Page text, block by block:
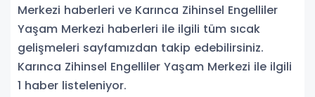
Merkezi haberleri ve Karınca Zihinsel Engelliler
Yaşam Merkezi haberleri ile ilgili tüm sıcak
gelişmeleri sayfamızdan takip edebilirsiniz.
Karınca Zihinsel Engelliler Yaşam Merkezi ile ilgili
1 haber listeleniyor.